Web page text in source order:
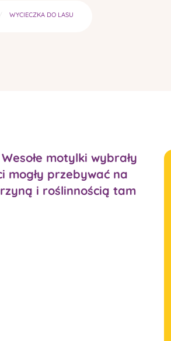
WYCIECZKA DO LASU
motylki wybrały
mogły przebywać na
i roślinnością tam